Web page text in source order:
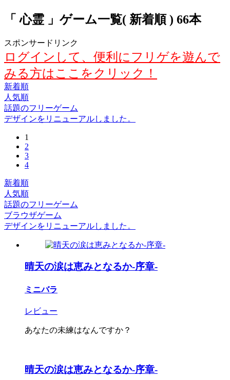
「 心霊 」ゲーム一覧( 新着順 ) 66本
スポンサードリンク
ログインして、便利にフリゲを遊んで
みる方はここをクリック！
新着順
人気順
話題のフリーゲーム
デザインをリニューアルしました。
1
2
3
4
新着順
人気順
話題のフリーゲーム
ブラウザゲーム
デザインをリニューアルしました。
晴天の涙は恵みとなるか-序章-
ミニバラ
レビュー
あなたの未練はなんですか？
晴天の涙は恵みとなるか-序章-